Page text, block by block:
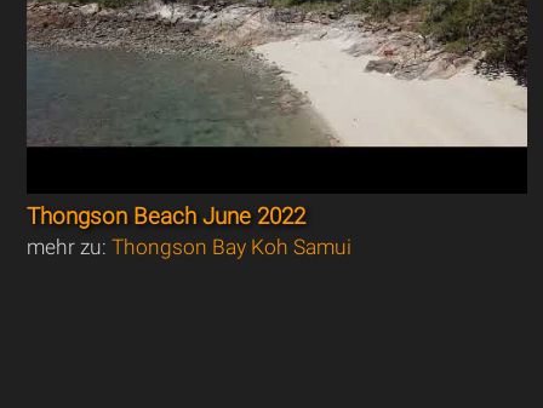
Thongson Beach June 2022
mehr zu:Thongson Bay Koh Samui